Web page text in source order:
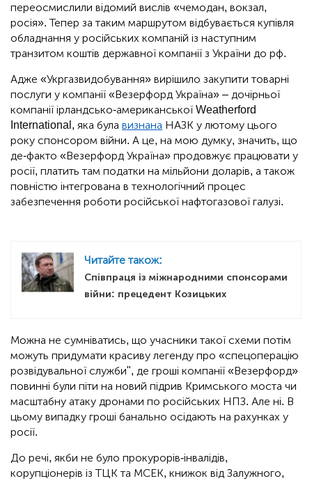
переосмислили відомий вислів «чемодан, вокзал,
росія». Тепер за таким маршрутом відбувається купівля
обладнання у російських компаній із наступним
транзитом коштів державної компанії з України до рф.
Адже «Укргазвидобування» вирішило закупити товарні
послуги у компанії «Везерфорд Україна» – дочірньої
компанії ірландсько-американської Weatherford
International, яка була визнана НАЗК у лютому цього
року спонсором війни. А це, на мою думку, значить, що
де-факто «Везерфорд Україна» продовжує працювати у
росії, платить там податки на мільйони доларів, а також
повністю інтегрована в технологічний процес
забезпечення роботи російської нафтогазової галузі.
Читайте також:
Співпраця із міжнародними спонсорами
війни: прецедент Козицьких
Можна не сумніватись, що учасники такої схеми потім
можуть придумати красиву легенду про «спецоперацію
розвідувальної служби", де гроші компанії «Везерфорд»
повинні були піти на новий підрив Кримського моста чи
масштабну атаку дронами по російських НПЗ. Але ні. В
цьому випадку гроші банально осідають на рахунках у
росії.
До речі, якби не було прокурорів-інвалідів,
корупціонерів із ТЦК та МСЕК, книжок від Залужного,